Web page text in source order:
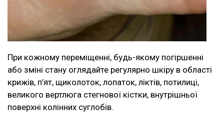
При кожному переміщенні, будь-якому погіршенні
або зміні стану оглядайте регулярно шкіру в області
крижів, п’ят, щиколоток, лопаток, ліктів, потилиці,
великого вертлюга стегнової кістки, внутрішньої
поверхні колінних суглобів.